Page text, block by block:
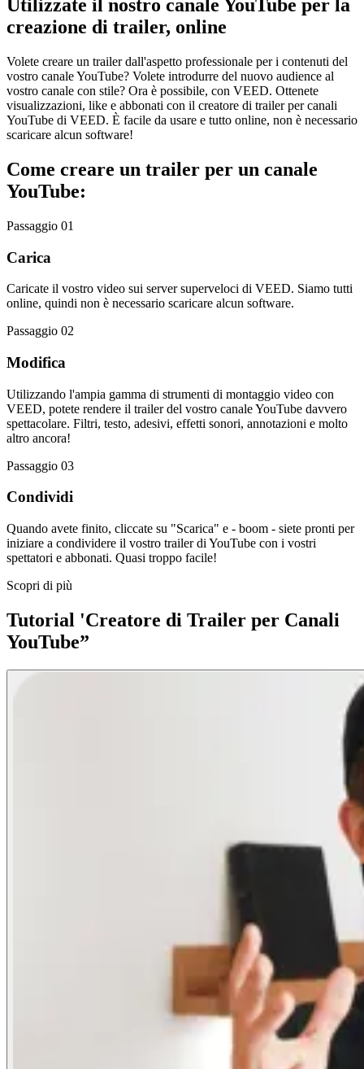
Utilizzate il nostro canale YouTube per la
creazione di trailer, online
Volete creare un trailer dall'aspetto professionale per i contenuti del
vostro canale YouTube? Volete introdurre del nuovo audience al
vostro canale con stile? Ora è possibile, con VEED. Ottenete
visualizzazioni, like e abbonati con il creatore di trailer per canali
YouTube di VEED. È facile da usare e tutto online, non è necessario
scaricare alcun software!
Come creare un trailer per un canale
YouTube:
Passaggio 01
Carica
Caricate il vostro video sui server superveloci di VEED. Siamo tutti
online, quindi non è necessario scaricare alcun software.
Passaggio 02
Modifica
Utilizzando l'ampia gamma di strumenti di montaggio video con
VEED, potete rendere il trailer del vostro canale YouTube davvero
spettacolare. Filtri, testo, adesivi, effetti sonori, annotazioni e molto
altro ancora!
Passaggio 03
Condividi
Quando avete finito, cliccate su "Scarica" e - boom - siete pronti per
iniziare a condividere il vostro trailer di YouTube con i vostri
spettatori e abbonati. Quasi troppo facile!
Scopri di più
Tutorial 'Creatore di Trailer per Canali
YouTube”